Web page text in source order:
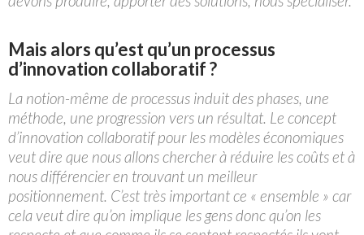
Mais alors qu’est qu’un processus
d’innovation collaboratif ?
La notion-même de processus induit des phases, une
méthode, une progression vers un résultat. Le concept
d’innovation collaboratif pour les modèles économiques
veut dire que nous allons chercher à réduire les coûts et à
nous différencier en trouvant un meilleur
positionnement. C’est très important ce « ensemble » car
cela veut dire qu’on implique les gens donc qu’on les